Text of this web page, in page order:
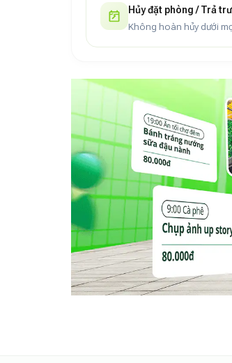
Hủy đặt phòng / Trả
Không hoàn hủy dưới